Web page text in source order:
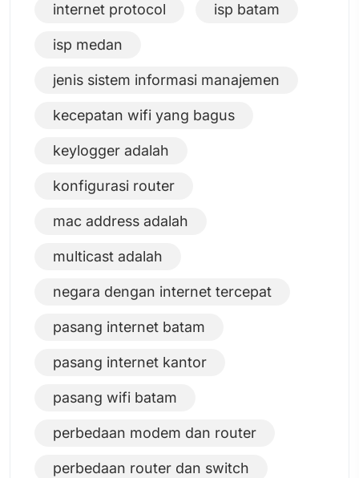
internet protocol isp batam
isp medan
jenis sistem informasi manajemen
kecepatan wifi yang bagus
keylogger adalah
konfigurasi router
mac address adalah
multicast adalah
negara dengan internet tercepat
pasang internet batam
pasang internet kantor
pasang wifi batam
perbedaan modem dan router
perbedaan router dan switch